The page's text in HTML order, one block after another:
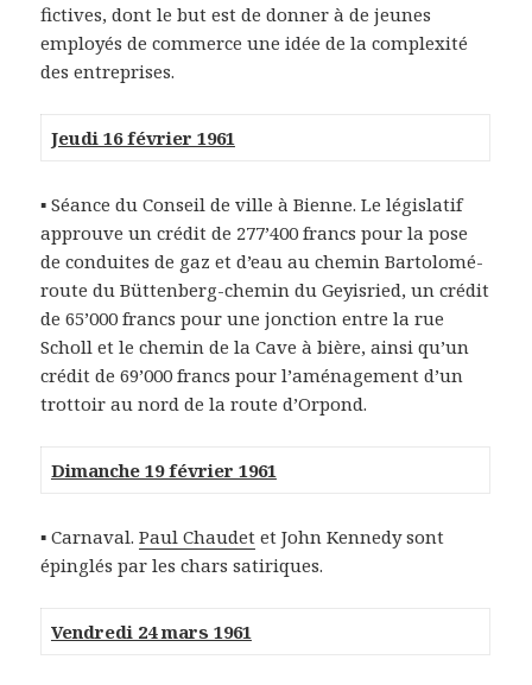
fictives, dont le but est de donner à de jeunes
employés de commerce une idée de la complexité
des entreprises.
Jeudi 16 février 1961
▪ Séance du Conseil de ville à Bienne. Le législatif
approuve un crédit de 277’400 francs pour la pose
de conduites de gaz et d’eau au chemin Bartolomé-
route du Büttenberg-chemin du Geyisried, un crédit
de 65’000 francs pour une jonction entre la rue
Scholl et le chemin de la Cave à bière, ainsi qu’un
crédit de 69’000 francs pour l’aménagement d’un
trottoir au nord de la route d’Orpond.
Dimanche 19 février 1961
▪ Carnaval.Paul Chaudet et John Kennedy sont
épinglés par les chars satiriques.
Vendredi 24 mars 1961